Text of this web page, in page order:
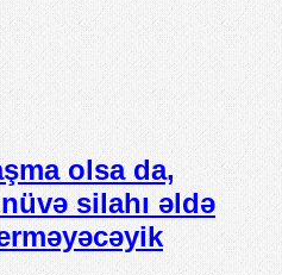
olsa da,
silahı əldə